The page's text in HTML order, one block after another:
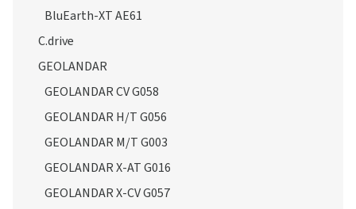
BluEarth-XT AE61
C.drive
GEOLANDAR
GEOLANDAR CV G058
GEOLANDAR H/T G056
GEOLANDAR M/T G003
GEOLANDAR X-AT G016
GEOLANDAR X-CV G057